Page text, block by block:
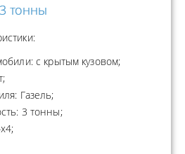
тонны
с крытым кузовом;
Газель;
3 тонны;